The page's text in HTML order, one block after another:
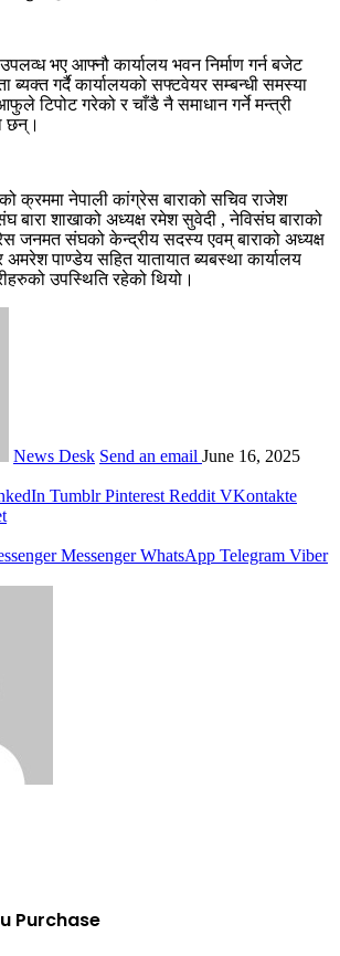
भए आफ्नौ कार्यालय भवन निर्माण गर्न बजेट
ब्यक्त गर्दै कार्यालयको सफ्टवेयर सम्बन्धी समस्या
टिपोट गरेको र चाँडै नै समाधान गर्ने मन्त्री
छन्।
क्रममा नेपाली कांग्रेस बाराको सचिव राजेश
बारा शाखाको अध्यक्ष रमेश सुवेदी , नेविसंघ बाराको
जनमत संघको केन्द्रीय सदस्य एवम् बाराको अध्यक्ष
पाण्डेय सहित यातायात ब्यबस्था कार्यालय
उपस्थिति रहेको थियो।
News Desk Send an email June 16, 2025
Tumblr Pinterest Reddit VKontakte
Messenger WhatsApp Telegram Viber
Purchase